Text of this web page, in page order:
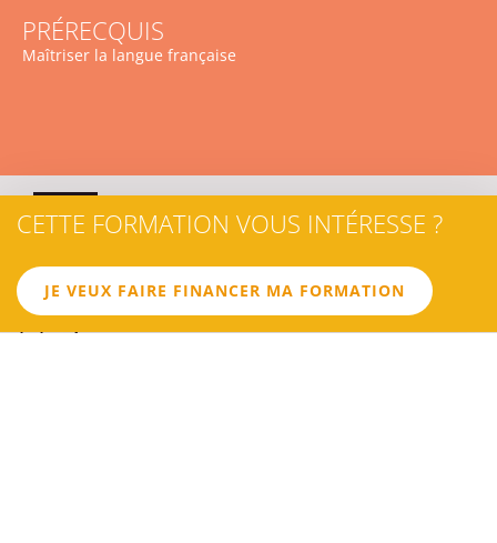
PRÉRECQUIS
Maîtriser la langue française
02
LES
CETTE FORMATION VOUS INTÉRESSE ?
JE VEUX FAIRE FINANCER MA FORMATION